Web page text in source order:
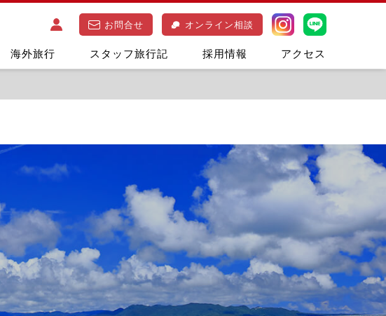
お問合せ オンライン相談
海外旅行 スタッフ旅行記 採用情報 アクセス